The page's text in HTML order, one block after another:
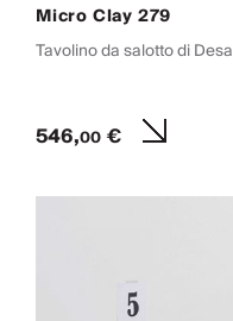
Micro Clay 279
Tavolino da salotto di
546,00€